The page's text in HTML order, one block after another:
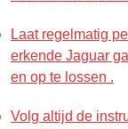
Laat regelmatig
erkende Jaguar
en op te lossen .
Volg altijd de